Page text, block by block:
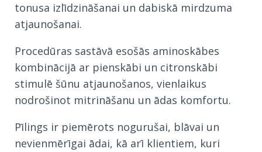
tonusa izlīdzināšanai un dabiskā mirdzuma
atjaunošanai.
Procedūras sastāvā esošās aminoskābes
kombinācijā ar pienskābi un citronskābi
stimulē šūnu atjaunošanos, vienlaikus
nodrošinot mitrināšanu un ādas komfortu.
Pīlings ir piemērots nogurušai, blāvai un
nevienmērīgai ādai, kā arī klientiem, kuri